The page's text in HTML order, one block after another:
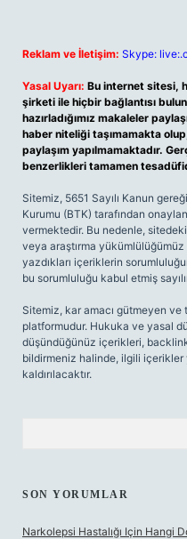
Reklam ve İletişim: Skype:
Yasal Uyarı: Bu internet sitesi,
şirketi ile hiçbir bağlantısı
hazırladığımız makaleler
haber niteliği taşımamakta
paylaşım yapılmamaktadır.
benzerlikleri tamamen
Sitemiz, 5651 Sayılı Kanun
Kurumu (BTK) tarafından
vermektedir. Bu nedenle,
veya araştırma
yazdıkları içeriklerin
bu sorumluluğu kabul etmiş
Sitemiz, kar amacı gütmeyen
platformudur. Hukuka ve yasal
düşündüğünüz içerikleri,
bildirmeniz halinde, ilgili
kaldırılacaktır.
SON YORUMLAR
Narkolepsi Hastalığı Için Hangi